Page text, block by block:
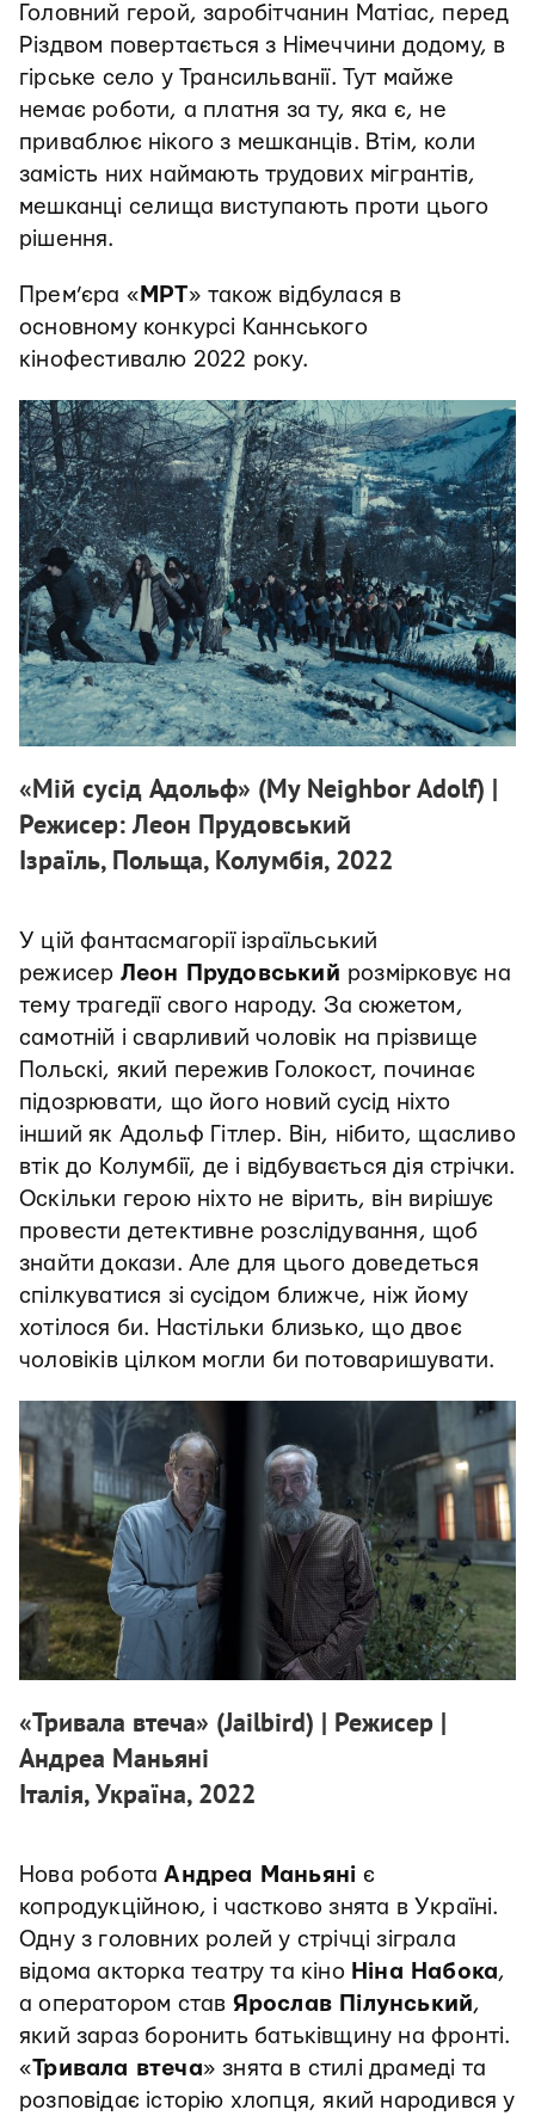
Головний герой, заробітчанин Матіас, перед
Різдвом повертається з Німеччини додому, в
гірське село у Трансильванії. Тут майже
немає роботи, а платня за ту, яка є, не
приваблює нікого з мешканців. Втім, коли
замість них наймають трудових мігрантів,
мешканці селища виступають проти цього
рішення.
Прем’єра « МРТ» також відбулася в
основному конкурсі Каннського
кінофестивалю 2022 року.
«Мій сусід Адольф» (My Neighbor Adolf) |
Режисер: Леон Прудовський
Ізраїль, Польща, Колумбія, 2022
У цій фантасмагорії ізраїльський
режисер Леон Прудовський розмірковує на
тему трагедії свого народу. За сюжетом,
самотній і сварливий чоловік на прізвище
Польскі, який пережив Голокост, починає
підозрювати, що його новий сусід ніхто
інший як Адольф Гітлер. Він, нібито, щасливо
втік до Колумбії, де і відбувається дія стрічки.
Оскільки герою ніхто не вірить, він вирішує
провести детективне розслідування, щоб
знайти докази. Але для цього доведеться
спілкуватися зі сусідом ближче, ніж йому
хотілося би. Настільки близько, що двоє
чоловіків цілком могли би потоваришувати.
«Тривала втеча» (Jailbird) | Режисер |
Андреа Маньяні
Італія, Україна, 2022
Нова роботаАндреа Маньяніє
копродукційною, і частково знята в Україні.
Одну з головних ролей у стрічці зіграла
відома акторка театру та кіно Ніна Набока,
а оператором став Ярослав Пілунський,
який зараз боронить батьківщину на фронті.
«Тривала втеча» знята в стилі драмеді та
розповідає історію хлопця, який народився у